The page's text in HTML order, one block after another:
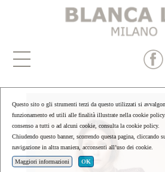
Questo sito o gli strumenti terzi da questo utilizzati si
funzionamento ed utili alle finalità illustrate nella cookie
consenso a tutti o ad alcuni cookie, consulta la cookie policy.
Chiudendo questo banner, scorrendo questa pagina, cliccando
navigazione in altra maniera, acconsenti all’uso dei cookie.
Maggiori informazioni OK